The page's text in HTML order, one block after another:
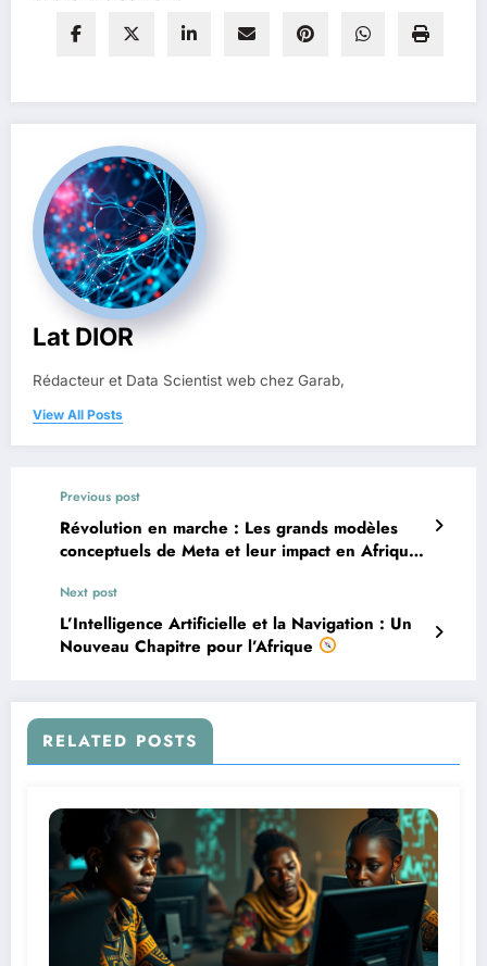
Lat DIOR
Rédacteur et Data Scientist web chez Garab,
View All Posts
Previous post
Révolution en marche : Les grands modèles
conceptuels de Meta et leur impact en Afrique
Next post
L’Intelligence Artificielle et la Navigation : Un
Nouveau Chapitre pour l’Afrique
RELATED POSTS